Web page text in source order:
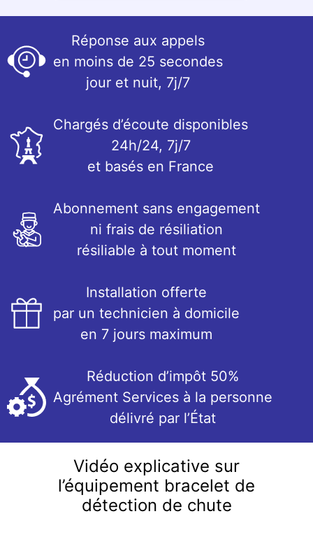
Réponse aux appels
en moins de 25 secondes
jour et nuit, 7j/7
Chargés d’écoute disponibles
24h/24, 7j/7
et basés en France
Abonnement sans engagement
ni frais de résiliation
résiliable à tout moment
Installation offerte
par un technicien à domicile
en 7 jours maximum
Réduction d’impôt 50%
Agrément Services à la personne
délivré par l’État
Vidéo explicative sur
l’équipement bracelet de
détection de chute